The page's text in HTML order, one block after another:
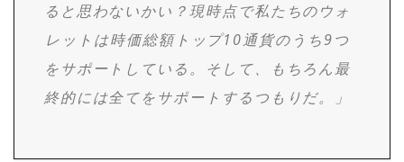
ると思わないかい？現時点で私たちのウォ
レットは時価総額トップ10通貨のうち9つ
をサポートしている。そして、もちろん最
終的には全てをサポートするつもりだ。」